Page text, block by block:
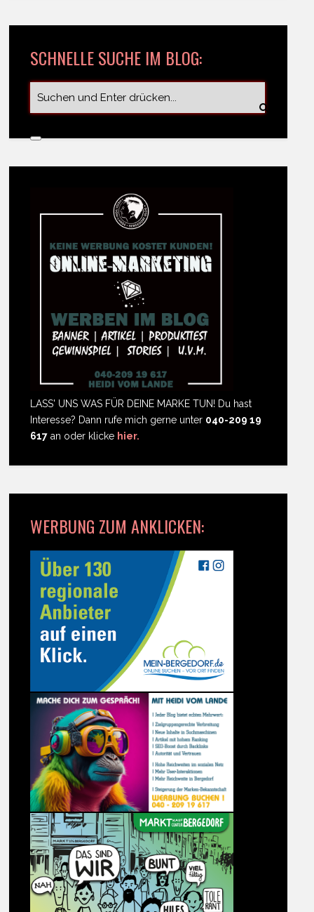
SCHNELLE SUCHE IM BLOG:
LASS' UNS WAS FÜR DEINE MARKE TUN! Du hast
Interesse? Dann rufe mich gerne unter 040-209 19
617 an oder klicke hier.
WERBUNG ZUM ANKLICKEN: